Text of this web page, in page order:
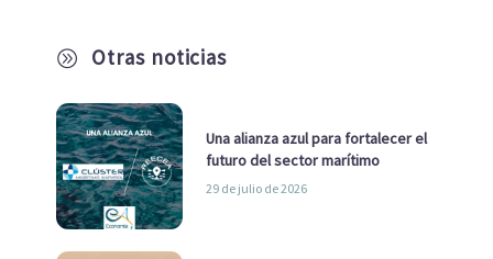
A Otras noticias
Una alianza azul para fortalecer el
futuro del sector marítimo
29 de julio de 2026